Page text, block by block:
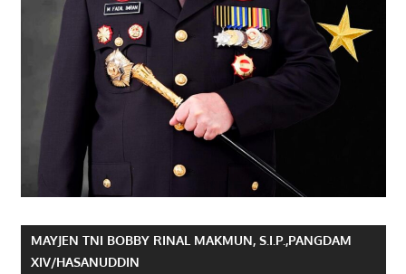
MAYJEN TNI BOBBY RINAL MAKMUN, S.I.P.,PANGDAM
XIV/HASANUDDIN